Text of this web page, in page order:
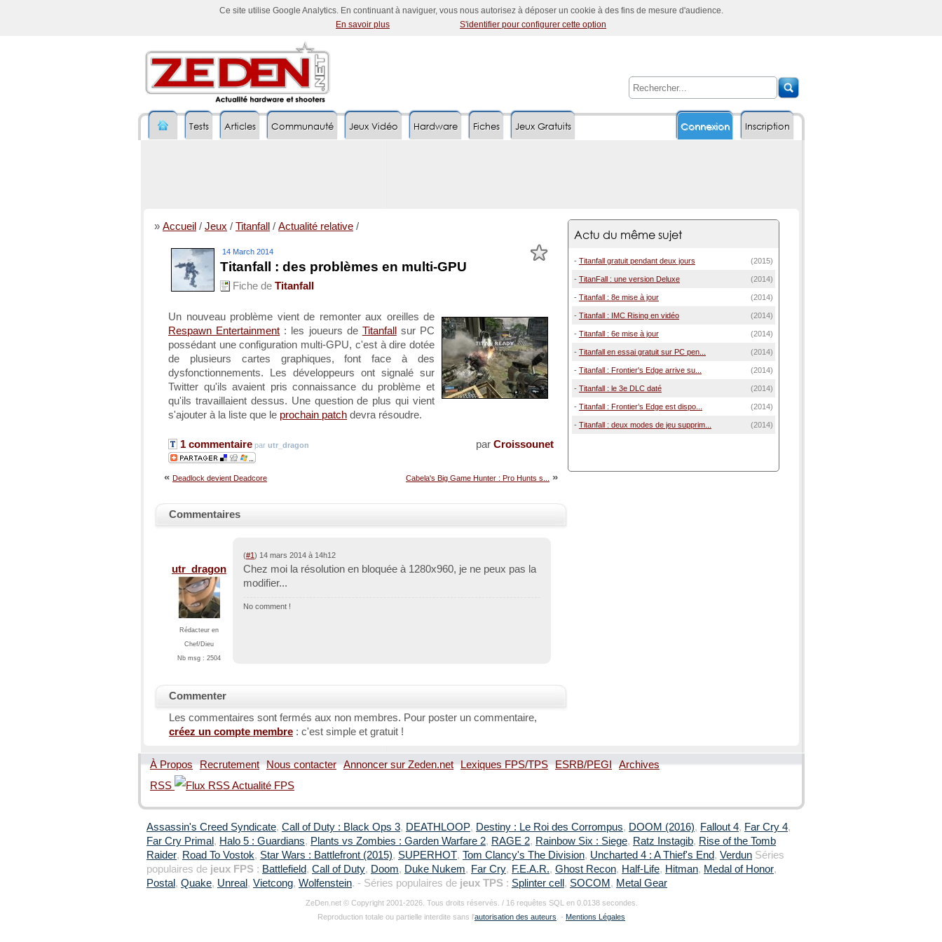
Ce site utilise Google Analytics. En continuant à naviguer, vous nous autorisez à déposer un cookie à des fins de mesure d'audience.
En savoir plus
S'identifier pour configurer cette option
Inscription
Tests Articles Communauté Jeux Vidéo Hardware Fiches Connexion
Jeux Gratuits
» Accueil / Jeux / Titanfall / Actualité relative /
14 March 2014
Titanfall : des problèmes en multi-GPU
Fiche de Titanfall
Un nouveau problème vient de remonter aux oreilles de
Respawn Entertainment : les joueurs de Titanfall
sur PC
possédant une configuration multi-GPU, c'est à dire dotée
de plusieurs cartes graphiques, font face à des
dysfonctionnements. Les développeurs ont signalé sur
Twitter qu'ils avaient pris connaissance du problème et
qu'ils travaillaient dessus. Une question de plus qui vient
s'ajouter à la liste que le prochain patch devra résoudre.
par Croissounet
1 commentaire par utr_dragon
Cabela's Big Game Hunter : Pro Hunts s... »
« Deadlock devient Deadcore
Commentaires
utr_dragon
Rédacteur en
Chef/Dieu
Nb msg : 2504
(#1) 14 mars 2014 à 14h12
Chez moi la résolution en bloquée à 1280x960, je ne peux pas la
modifier...
No comment !
Commenter
Les commentaires sont fermés aux non membres. Pour poster un commentaire,
créez un compte membre : c'est simple et gratuit !
Actu du même sujet
- Titanfall gratuit pendant deux jours (2015)
- TitanFall : une version Deluxe (2014)
- Titanfall : 8e mise à jour (2014)
- Titanfall : IMC Rising en vidéo (2014)
- Titanfall : 6e mise à jour (2014)
- Titanfall en essai gratuit sur PC pen... (2014)
- Titanfall : Frontier's Edge arrive su... (2014)
- Titanfall : le 3e DLC daté (2014)
- Titanfall : Frontier’s Edge est dispo... (2014)
- Titanfall : deux modes de jeu supprim... (2014)
À Propos Recrutement Nous contacter Annoncer sur Zeden.net Lexiques FPS/TPS ESRB/PEGI
Archives
RSS
Assassin's Creed Syndicate, Call of Duty : Black Ops 3, DEATHLOOP, Destiny : Le Roi des Corrompus, DOOM (2016), Fallout 4, Far Cry 4,
Far Cry Primal , Halo 5 : Guardians, Plants vs Zombies : Garden Warfare 2, RAGE 2, Rainbow Six : Siege, Ratz Instagib, Rise of the Tomb
Raider, Road To Vostok, Star Wars : Battlefront (2015), SUPERHOT, Tom Clancy's The Division, Uncharted 4 : A Thief's End, Verdun Séries
populaires de jeux FPS : Battlefield, Call of Duty, Doom, Duke Nukem, Far Cry, F.E.A.R., Ghost Recon, Half-Life, Hitman, Medal of Honor,
Postal , Quake, Unreal , Vietcong, Wolfenstein. - Séries populaires de jeux TPS : Splinter cell , SOCOM , Metal Gear
ZeDen.net © Copyright 2001-2026. Tous droits réservés. / 16 requêtes SQL en 0.0138 secondes.
Reproduction totale ou partielle interdite sans l'autorisation des auteurs . - Mentions Légales